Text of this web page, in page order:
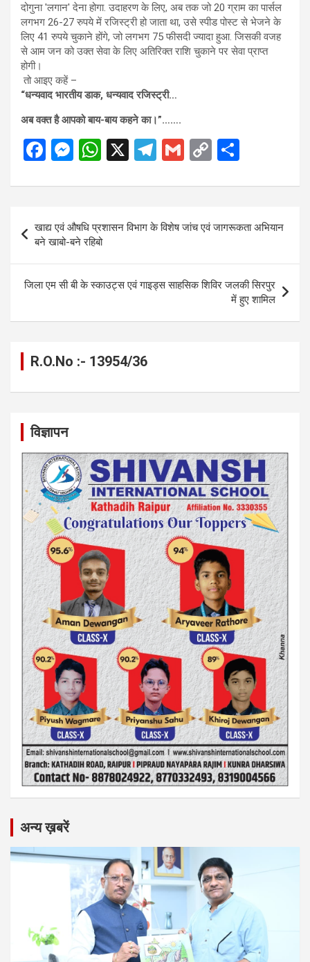
दोगुना 'लगान' देना होगा. उदाहरण के लिए, अब तक जो 20 ग्राम का पार्सल
लगभग 26-27 रुपये में रजिस्ट्री हो जाता था, उसे स्पीड पोस्ट से भेजने के
लिए 41 रुपये चुकाने होंगे, जो लगभग 75 फीसदी ज्यादा हुआ. जिसकी वजह
से आम जन को उक्त सेवा के लिए अतिरिक्त राशि चुकाने पर सेवा प्राप्त
होगी।
तो आइए कहें –
“धन्यवाद भारतीय डाक, धन्यवाद रजिस्ट्री…
अब वक्त है आपको बाय-बाय कहने का।”…….
F
ce
o
o
k
M
se
n
g
er
W
at
A
p
p
X
T
e
gr
a
m
G
ail
C
py
n
k
ar
navigation
खाद्य एवं औषधि प्रशासन विभाग के विशेष जांच एवं जागरूकता अभियान
बने खाबो-बने रहिबो
जिला एम सी बी के स्काउट्स एवं गाइड्स साहसिक शिविर जलकी सिरपुर
में हुए शामिल
R.O.No :- 13954/36
विज्ञापन
अन्य ख़बरें